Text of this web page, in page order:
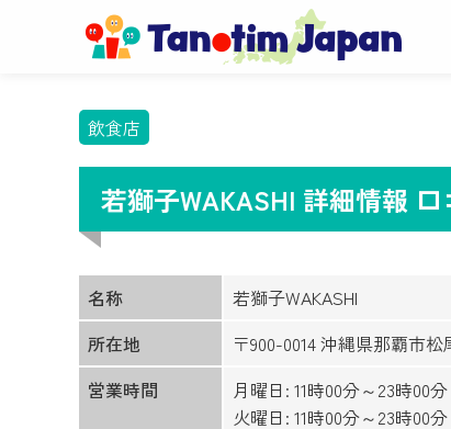
飲食店
若獅子WAKASHI 詳細情報
名称
若獅子WAKASHI
所在地
〒900-0014 沖縄県那覇市
営業時間
月曜日: 11時00分～23時00分
火曜日: 11時00分～23時00分